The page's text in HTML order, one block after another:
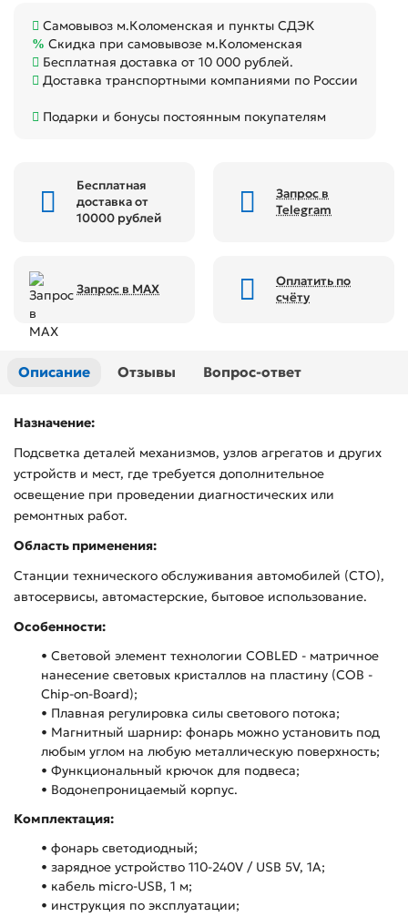
Самовывоз м.Коломенская и пункты СДЭК
Скидка при самовывозе м.Коломенская
Бесплатная доставка от 10 000 рублей.
Доставка транспортными компаниями по России
Подарки и бонусы постоянным покупателям
Бесплатная
доставка от
10000 рублей
Запрос в
Telegram
Запрос в MAX
Оплатить по
счёту
Описание Отзывы Вопрос-ответ
Назначение:
Подсветка деталей механизмов, узлов агрегатов и других
устройств и мест, где требуется дополнительное
освещение при проведении диагностических или
ремонтных работ.
Область применения:
Станции технического обслуживания автомобилей (СТО),
автосервисы, автомастерские, бытовое использование.
Особенности:
• Световой элемент технологии COBLED - матричное
нанесение световых кристаллов на пластину (COB -
Chip-on-Board);
• Плавная регулировка силы светового потока;
• Магнитный шарнир: фонарь можно установить под
любым углом на любую металлическую поверхность;
• Функциональный крючок для подвеса;
• Водонепроницаемый корпус.
Комплектация:
• фонарь светодиодный;
• зарядное устройство 110-240V / USB 5V, 1A;
• кабель micro-USB, 1 м;
• инструкция по эксплуатации;